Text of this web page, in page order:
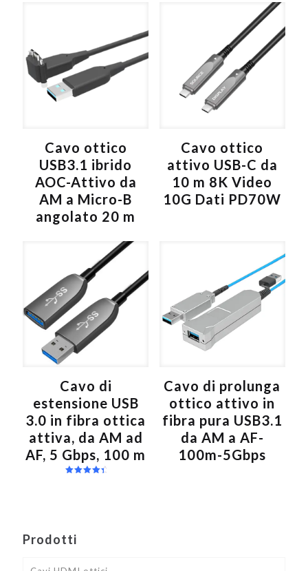
t
Cavo ottico
USB3.1 ibrido
AOC-Attivo da
AM a Micro-B
angolato 20 m
Cavo ottico
attivo USB-C da
10 m 8K Video
10G Dati PD70W
Cavo di
estensione USB
3.0 in fibra ottica
attiva, da AM ad
AF, 5 Gbps, 100 m
Cavo di prolunga
ottico attivo in
fibra pura USB3.1
da AM a AF-
100m-5Gbps
Prodotti